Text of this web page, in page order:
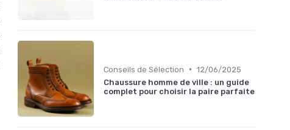
Conseils de Sélection • 12/06/2025
Chaussure homme de ville : un guide
complet pour choisir la paire parfaite